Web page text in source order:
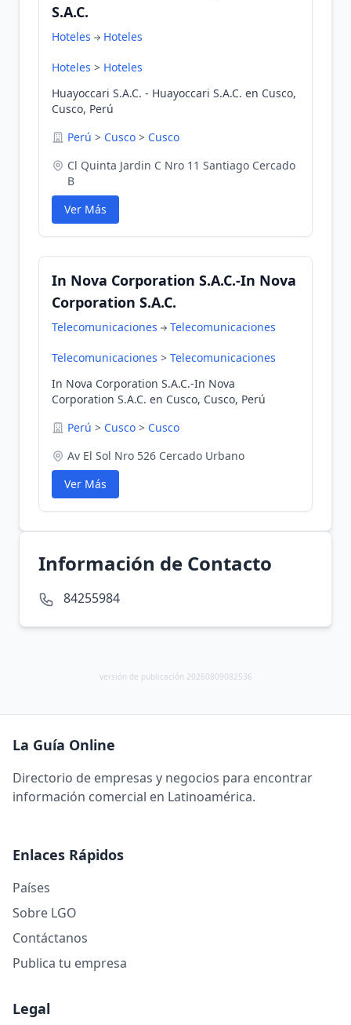
S.A.C.
Hoteles Hoteles
Hoteles > Hoteles
Huayoccari S.A.C. - Huayoccari S.A.C. en Cusco,
Cusco, Perú
Perú > Cusco > Cusco
Cl Quinta Jardin C Nro 11 Santiago Cercado
B
Ver Más
In Nova Corporation S.A.C.-In Nova
Corporation S.A.C.
Telecomunicaciones Telecomunicaciones
Telecomunicaciones > Telecomunicaciones
In Nova Corporation S.A.C.-In Nova
Corporation S.A.C. en Cusco, Cusco, Perú
Perú > Cusco > Cusco
Av El Sol Nro 526 Cercado Urbano
Ver Más
Información de Contacto
84255984
versión de publicación 20260809082536
La Guía Online
Directorio de empresas y negocios para encontrar
información comercial en Latinoamérica.
Enlaces Rápidos
Países
Sobre LGO
Contáctanos
Publica tu empresa
Legal